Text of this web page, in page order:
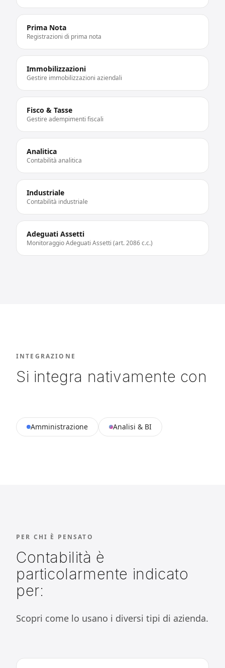
Prima Nota
Registrazioni di prima nota
Immobilizzazioni
Gestire immobilizzazioni aziendali
Fisco & Tasse
Gestire adempimenti fiscali
Analitica
Contabilità analitica
Industriale
Contabilità industriale
Adeguati Assetti
Monitoraggio Adeguati Assetti (art. 2086 c.c.)
INTEGRAZIONE
Si integra nativamente con
Amministrazione Analisi & BI
PER CHI È PENSATO
Contabilità è
particolarmente indicato
per:
Scopri come lo usano i diversi tipi di azienda.